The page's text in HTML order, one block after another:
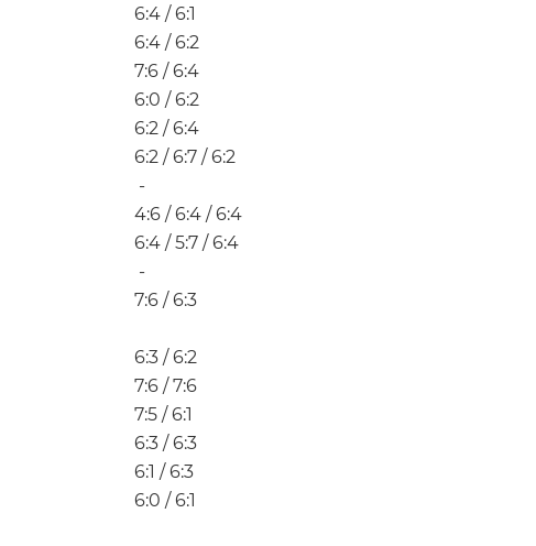
6:4 / 6:1
6:4 / 6:2
7:6 / 6:4
6:0 / 6:2
6:2 / 6:4
6:2 / 6:7 / 6:2
-
4:6 / 6:4 / 6:4
6:4 / 5:7 / 6:4
-
7:6 / 6:3
6:3 / 6:2
7:6 / 7:6
7:5 / 6:1
6:3 / 6:3
6:1 / 6:3
6:0 / 6:1